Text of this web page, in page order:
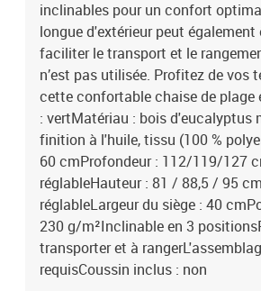
inclinables pour un confort
longue d'extérieur peut également
faciliter le transport et le
n’est pas utilisée. Profitez de vos
cette confortable chaise de plage
: vertMatériau : bois d'eucalyptus
finition à l'huile, tissu (100 %
60 cmProfondeur : 112/119/127
réglableHauteur : 81 / 88,5 / 95 cm
réglableLargeur du siège : 40
230 g/m²Inclinable en 3
transporter et à
requisCoussin inclus : non